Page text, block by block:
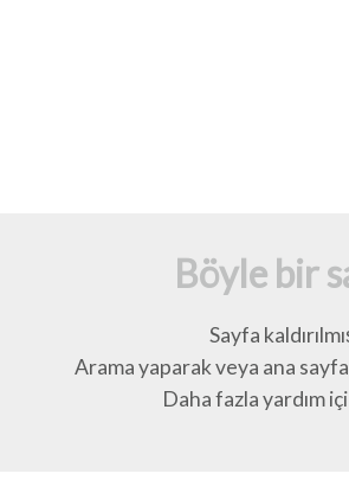
Böyle bir
Sayfa
Arama yaparak veya ana
Daha fazla yardım